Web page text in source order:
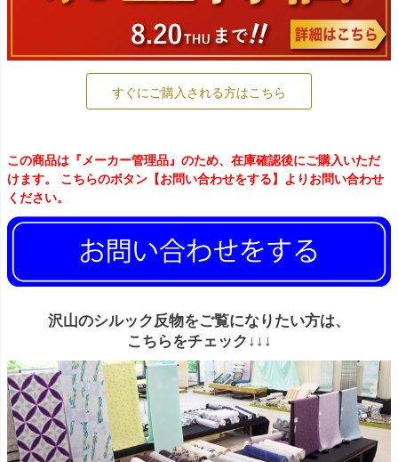
すぐにご購入される方はこちら
この商品は『メーカー管理品』のため、在庫確認後にご購入いただ
けます。 こちらのボタン【お問い合わせをする】よりお問い合わせ
ください。
沢山のシルック反物をご覧になりたい方は、
こちらをチェック↓↓↓